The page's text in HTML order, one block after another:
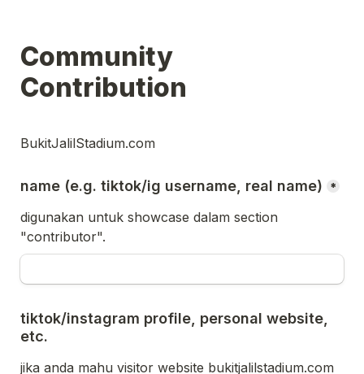
Community
Contribution
BukitJalilStadium.com
name (e.g. tiktok/ig username, real name) *
digunakan untuk showcase dalam section
"contributor".
tiktok/instagram profile, personal website,
etc.
jika anda mahu visitor website bukitjalilstadium.com